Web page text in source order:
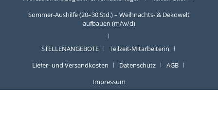
Sommer-Aushilfe (20–30 Std.) – Weihnachts- & Dekowelt
aufbauen (m/w/d)
STELLENANGEBOTE
Teilzeit-Mitarbeiterin
Liefer- und Versandkosten
Datenschutz
AGB
Impressum